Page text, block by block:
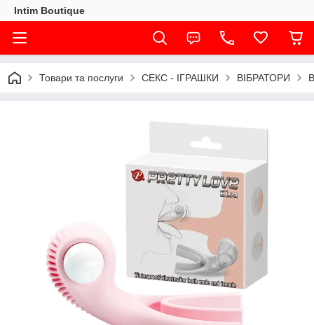
Intim Boutique
Товари та послуги СЕКС - ІГРАШКИ ВІБРАТОРИ